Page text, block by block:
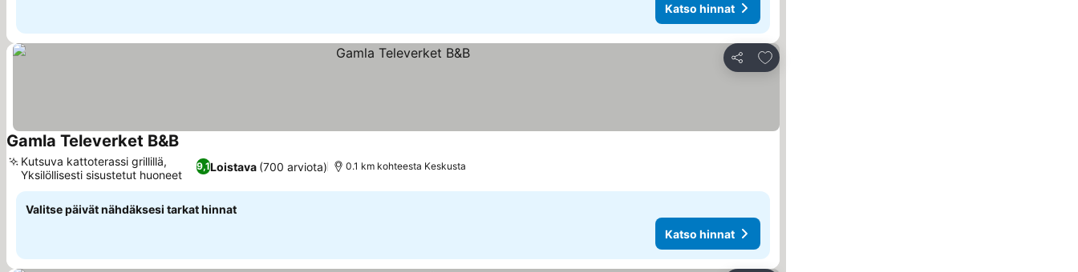
Katso hinnat
Jaa
Lisää suosikkeihin
Gamla Televerket B&BKatso hinnat
9,1Loistava (700 arviota)
Kutsuva kattoterassi grillillä,
Yksilöllisesti sisustetut huoneet
0.1 km kohteesta Keskusta
Valitse päivät nähdäksesi tarkat hinnat
Katso hinnat